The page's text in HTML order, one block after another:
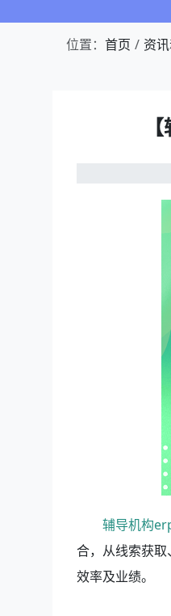
位置： 首页 资
辅导机构
合，从线索获
效率及业绩。